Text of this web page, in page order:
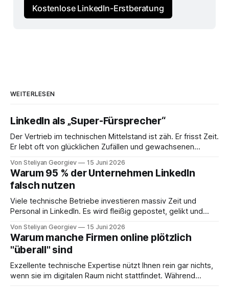
Kostenlose LinkedIn-Erstberatung
WEITERLESEN
LinkedIn als „Super-Fürsprecher“
Der Vertrieb im technischen Mittelstand ist zäh. Er frisst Zeit.
Er lebt oft von glücklichen Zufällen und gewachsenen
diese Variablen eliminiert. Jemand, der jeden Entscheider
Ihrer Branche persönlich kennt. Jemand, der genau weiß,
wo Bedarf entsteht, und Ihnen Aufträge zuschiebt – ohne
Von Steliyan Georgiev 15 Juni 2026
Warum 95 % der Unternehmen LinkedIn
falsch nutzen
Viele technische Betriebe investieren massiv Zeit und
Personal in LinkedIn. Es wird fleißig gepostet, gelikt und
Produktupdates, und die Marketingabteilung bemüht sich
um „Sichtbarkeit“. Doch wer die harten Zahlen betrachtet,
stellt oft fest: Die echte Neukundengewinnung bleibt aus.
Das Ergebnis ist ein digitales Hamsterrad, in
Von Steliyan Georgiev 15 Juni 2026
Warum manche Firmen online plötzlich
"überall" sind
Exzellente technische Expertise nützt Ihnen rein gar nichts,
wenn sie im digitalen Raum nicht stattfindet. Während